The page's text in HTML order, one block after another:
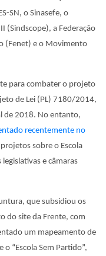
SN, o Sinasefe, o
(Sindscope), a Federação
(Fenet) e o Movimento
para combater o projeto
de Lei (PL) 7180/2014,
de 2018. No entanto,
recentemente no
sobre o Escola
e câmaras
que subsidiou os
do site da Frente, com
um mapeamento de
“Escola Sem Partido”,